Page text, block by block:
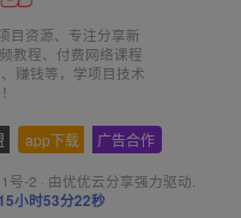
目资源、专注分享新
教程、付费网络课程
赚钱等，学项目技术
app下载 广告合作
号-2 · 由优优云分享强力驱动.
小时53分22秒